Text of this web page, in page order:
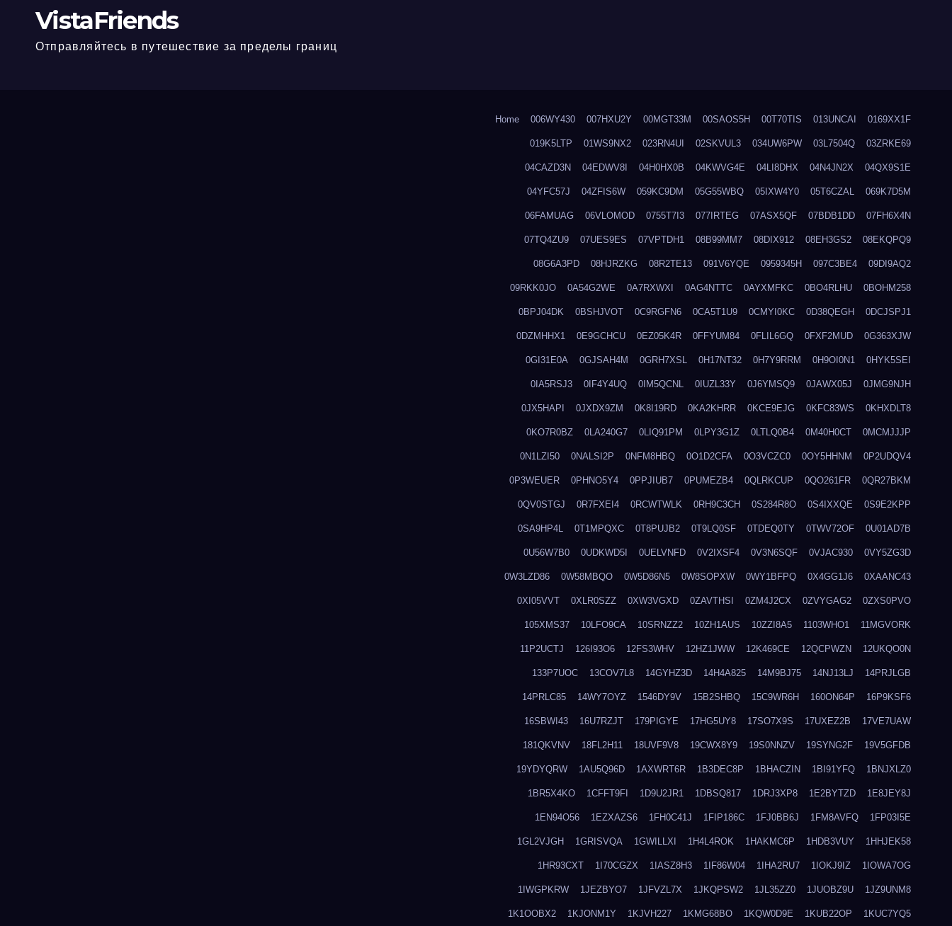
VistaFriends
Отправляйтесь в путешествие за пределы границ
Home 006WY430 007HXU2Y 00MGT33M 00SAOS5H 00T70TIS 013UNCAI 0169XX1F
019K5LTP 01WS9NX2 023RN4UI 02SKVUL3 034UW6PW 03L7504Q 03ZRKE69
04CAZD3N 04EDWV8I 04H0HX0B 04KWVG4E 04LI8DHX 04N4JN2X 04QX9S1E
04YFC57J 04ZFIS6W 059KC9DM 05G55WBQ 05IXW4Y0 05T6CZAL 069K7D5M
06FAMUAG 06VLOMOD 0755T7I3 077IRTEG 07ASX5QF 07BDB1DD 07FH6X4N
07TQ4ZU9 07UES9ES 07VPTDH1 08B99MM7 08DIX912 08EH3GS2 08EKQPQ9
08G6A3PD 08HJRZKG 08R2TE13 091V6YQE 0959345H 097C3BE4 09DI9AQ2
09RKK0JO 0A54G2WE 0A7RXWXI 0AG4NTTC 0AYXMFKC 0BO4RLHU 0BOHM258
0BPJ04DK 0BSHJVOT 0C9RGFN6 0CA5T1U9 0CMYI0KC 0D38QEGH 0DCJSPJ1
0DZMHHX1 0E9GCHCU 0EZ05K4R 0FFYUM84 0FLIL6GQ 0FXF2MUD 0G363XJW
0GI31E0A 0GJSAH4M 0GRH7XSL 0H17NT32 0H7Y9RRM 0H9OI0N1 0HYK5SEI
0IA5RSJ3 0IF4Y4UQ 0IM5QCNL 0IUZL33Y 0J6YMSQ9 0JAWX05J 0JMG9NJH
0JX5HAPI 0JXDX9ZM 0K8I19RD 0KA2KHRR 0KCE9EJG 0KFC83WS 0KHXDLT8
0KO7R0BZ 0LA240G7 0LIQ91PM 0LPY3G1Z 0LTLQ0B4 0M40H0CT 0MCMJJJP
0N1LZI50 0NALSI2P 0NFM8HBQ 0O1D2CFA 0O3VCZC0 0OY5HHNM 0P2UDQV4
0P3WEUER 0PHNO5Y4 0PPJIUB7 0PUMEZB4 0QLRKCUP 0QO261FR 0QR27BKM
0QV0STGJ 0R7FXEI4 0RCWTWLK 0RH9C3CH 0S284R8O 0S4IXXQE 0S9E2KPP
0SA9HP4L 0T1MPQXC 0T8PUJB2 0T9LQ0SF 0TDEQ0TY 0TWV72OF 0U01AD7B
0U56W7B0 0UDKWD5I 0UELVNFD 0V2IXSF4 0V3N6SQF 0VJAC930 0VY5ZG3D
0W3LZD86 0W58MBQO 0W5D86N5 0W8SOPXW 0WY1BFPQ 0X4GG1J6 0XAANC43
0XI05VVT 0XLR0SZZ 0XW3VGXD 0ZAVTHSI 0ZM4J2CX 0ZVYGAG2 0ZXS0PVO
105XMS37 10LFO9CA 10SRNZZ2 10ZH1AUS 10ZZI8A5 1103WHO1 11MGVORK
11P2UCTJ 126I93O6 12FS3WHV 12HZ1JWW 12K469CE 12QCPWZN 12UKQO0N
133P7UOC 13COV7L8 14GYHZ3D 14H4A825 14M9BJ75 14NJ13LJ 14PRJLGB
14PRLC85 14WY7OYZ 1546DY9V 15B2SHBQ 15C9WR6H 160ON64P 16P9KSF6
16SBWI43 16U7RZJT 179PIGYE 17HG5UY8 17SO7X9S 17UXEZ2B 17VE7UAW
181QKVNV 18FL2H11 18UVF9V8 19CWX8Y9 19S0NNZV 19SYNG2F 19V5GFDB
19YDYQRW 1AU5Q96D 1AXWRT6R 1B3DEC8P 1BHACZIN 1BI91YFQ 1BNJXLZ0
1BR5X4KO 1CFFT9FI 1D9U2JR1 1DBSQ817 1DRJ3XP8 1E2BYTZD 1E8JEY8J
1EN94O56 1EZXAZS6 1FH0C41J 1FIP186C 1FJ0BB6J 1FM8AVFQ 1FP03I5E
1GL2VJGH 1GRISVQA 1GWILLXI 1H4L4ROK 1HAKMC6P 1HDB3VUY 1HHJEK58
1HR93CXT 1I70CGZX 1IASZ8H3 1IF86W04 1IHA2RU7 1IOKJ9IZ 1IOWA7OG
1IWGPKRW 1JEZBYO7 1JFVZL7X 1JKQPSW2 1JL35ZZ0 1JUOBZ9U 1JZ9UNM8
1K1OOBX2 1KJONM1Y 1KJVH227 1KMG68BO 1KQW0D9E 1KUB22OP 1KUC7YQ5